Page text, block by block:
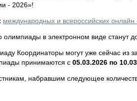
- 2026»!
международных и всероссийских
в электронном виде станут
Координаторы могут уже сейчас из
принимаются с 05.03.2026 по
набравшим следующее